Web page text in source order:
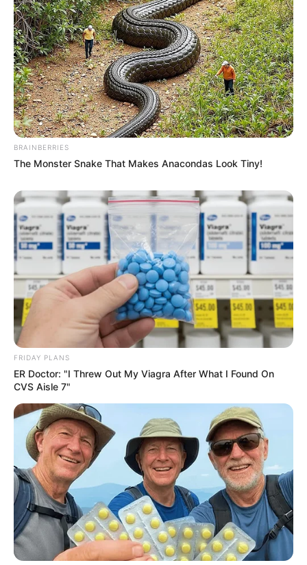
Auf einigen Seiten dieses Projektes sind Affiliate-
Angebote integriert. Wenn etwas darüber gebucht oder
gekauft wird, ist das eine Unterstützung, ohne dass sich
dadurch der Preis ändert.
BRAINBERRIES
The Monster Snake That Makes Anacondas Look Tiny!
FRIDAY PLANS
ER Doctor: "I Threw Out My Viagra After What I Found On
CVS Aisle 7"